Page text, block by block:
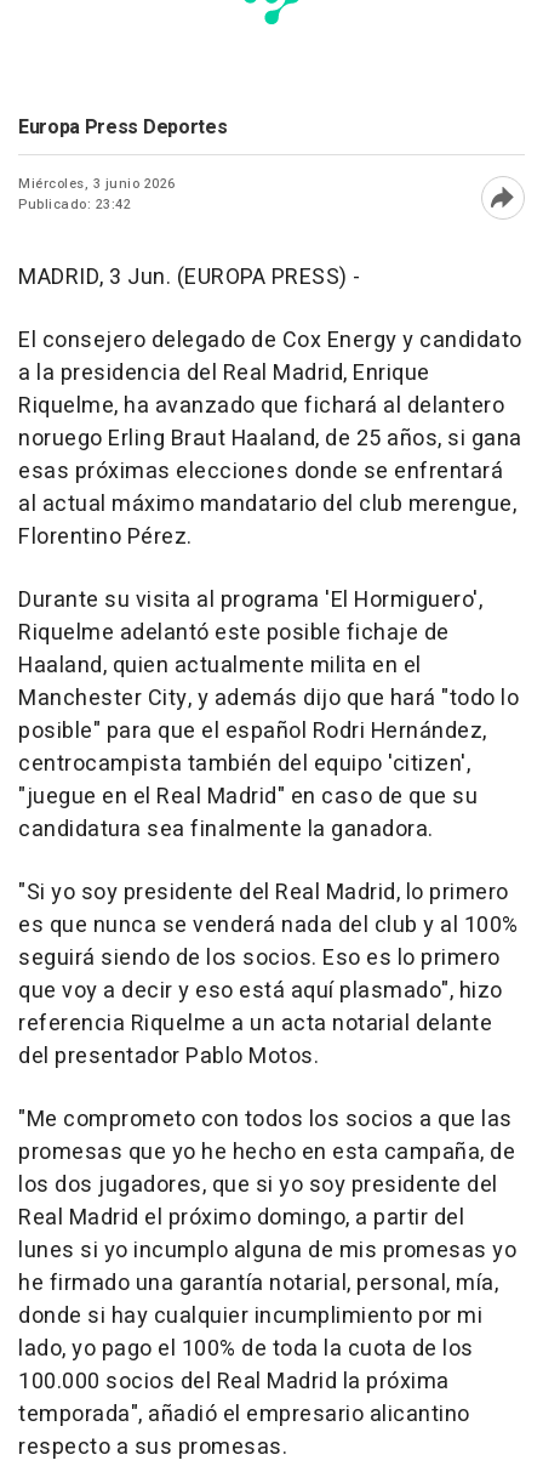
Europa Press Deportes
Miércoles, 3 junio 2026
Publicado: 23:42
MADRID, 3 Jun. (EUROPA PRESS) -
El consejero delegado de Cox Energy y candidato
a la presidencia del Real Madrid, Enrique
Riquelme, ha avanzado que fichará al delantero
noruego Erling Braut Haaland, de 25 años, si gana
esas próximas elecciones donde se enfrentará
al actual máximo mandatario del club merengue,
Florentino Pérez.
Durante su visita al programa 'El Hormiguero',
Riquelme adelantó este posible fichaje de
Haaland, quien actualmente milita en el
Manchester City, y además dijo que hará "todo lo
posible" para que el español Rodri Hernández,
centrocampista también del equipo 'citizen',
"juegue en el Real Madrid" en caso de que su
candidatura sea finalmente la ganadora.
"Si yo soy presidente del Real Madrid, lo primero
es que nunca se venderá nada del club y al 100%
seguirá siendo de los socios. Eso es lo primero
que voy a decir y eso está aquí plasmado", hizo
referencia Riquelme a un acta notarial delante
del presentador Pablo Motos.
"Me comprometo con todos los socios a que las
promesas que yo he hecho en esta campaña, de
los dos jugadores, que si yo soy presidente del
Real Madrid el próximo domingo, a partir del
lunes si yo incumplo alguna de mis promesas yo
he firmado una garantía notarial, personal, mía,
donde si hay cualquier incumplimiento por mi
lado, yo pago el 100% de toda la cuota de los
100.000 socios del Real Madrid la próxima
temporada", añadió el empresario alicantino
respecto a sus promesas.